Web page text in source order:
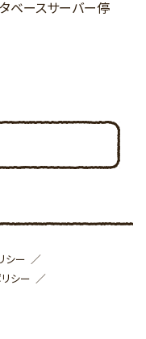
ベースサーバー停
シー
シー